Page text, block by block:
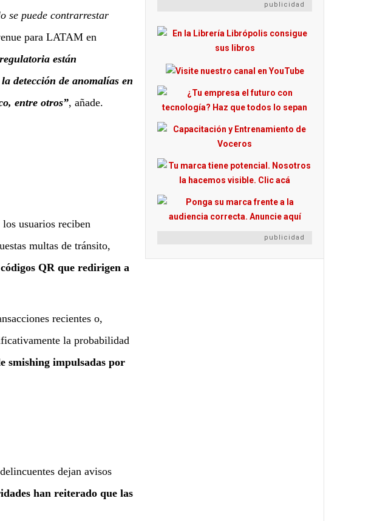
se puede contrarrestar
para LATAM en
están
detección de anomalías en
entre otros”, añade.
usuarios reciben
multas de tránsito,
QR que redirigen a
recientes o,
la probabilidad
smishing impulsadas por
dejan avisos
han reiterado que las
publicidad
publicidad